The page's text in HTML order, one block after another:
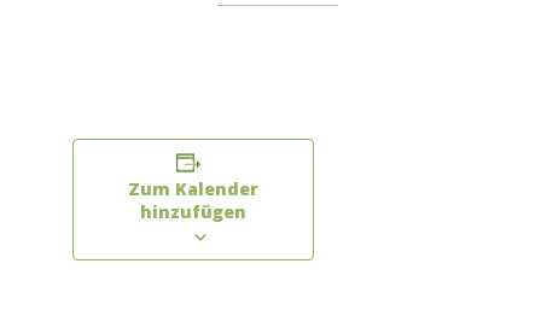
Zum Kalender
hinzufügen